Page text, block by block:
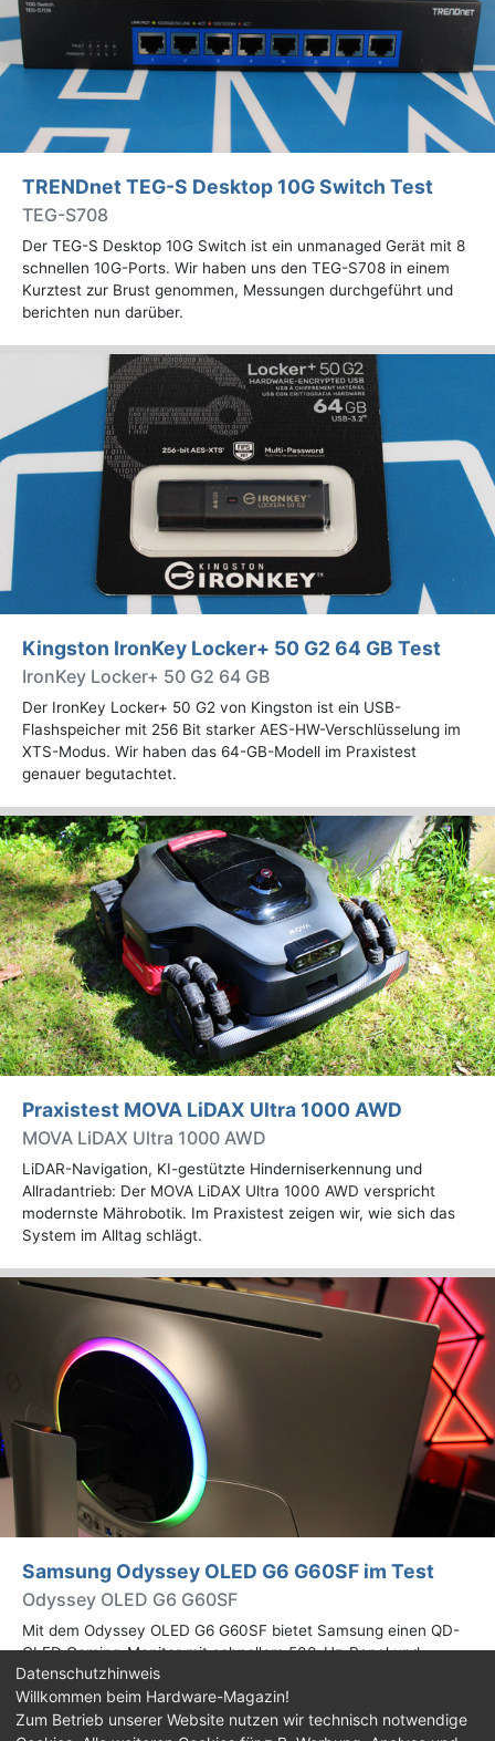
TRENDnet TEG-S Desktop 10G Switch Test
TEG-S708
Der TEG-S Desktop 10G Switch ist ein unmanaged Gerät mit 8
schnellen 10G-Ports. Wir haben uns den TEG-S708 in einem
Kurztest zur Brust genommen, Messungen durchgeführt und
berichten nun darüber.
Kingston IronKey Locker+ 50 G2 64 GB Test
IronKey Locker+ 50 G2 64 GB
Der IronKey Locker+ 50 G2 von Kingston ist ein USB-
Flashspeicher mit 256 Bit starker AES-HW-Verschlüsselung im
XTS-Modus. Wir haben das 64-GB-Modell im Praxistest
genauer begutachtet.
Praxistest MOVA LiDAX Ultra 1000 AWD
MOVA LiDAX Ultra 1000 AWD
LiDAR-Navigation, KI-gestützte Hinderniserkennung und
Allradantrieb: Der MOVA LiDAX Ultra 1000 AWD verspricht
modernste Mährobotik. Im Praxistest zeigen wir, wie sich das
System im Alltag schlägt.
Samsung Odyssey OLED G6 G60SF im Test
Odyssey OLED G6 G60SF
Mit dem Odyssey OLED G6 G60SF bietet Samsung einen QD-
OLED Gaming-Monitor mit schnellem 500-Hz-Panel und
WQHD-Auflösung an. Wir haben den 27 Zoll großen Monitor auf
Herz und Nieren geprüft.
Datenschutzhinweis
Willkommen beim Hardware-Magazin!
Zum Betrieb unserer Website nutzen wir technisch notwendige